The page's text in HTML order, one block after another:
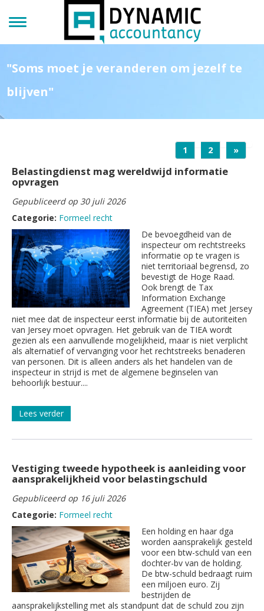
"Soms moet je veranderen om jezelf te
blijven"
1 2 »
Belastingdienst mag wereldwijd informatie
opvragen
Gepubliceerd op 30 juli 2026
Categorie: Formeel recht
De bevoegdheid van de
inspecteur om rechtstreeks
informatie op te vragen is
niet territoriaal begrensd, zo
bevestigt de Hoge Raad.
Ook brengt de Tax
Information Exchange
Agreement (TIEA) met Jersey
niet mee dat de inspecteur eerst informatie bij de autoriteiten
van Jersey moet opvragen. Het gebruik van de TIEA wordt
gezien als een aanvullende mogelijkheid, maar is niet verplicht
als alternatief of vervanging voor het rechtstreeks benaderen
van personen. Dit is alleen anders als het handelen van de
inspecteur in strijd is met de algemene beginselen van
behoorlijk bestuur....
Lees verder
Vestiging tweede hypotheek is aanleiding voor
aansprakelijkheid voor belastingschuld
Gepubliceerd op 16 juli 2026
Categorie: Formeel recht
Een holding en haar dga
worden aansprakelijk gesteld
voor een btw-schuld van een
dochter-bv van de holding.
De btw-schuld bedraagt ruim
een miljoen euro. Zij
bestrijden de
aansprakelijkstelling met als standpunt dat de schuld zou zijn